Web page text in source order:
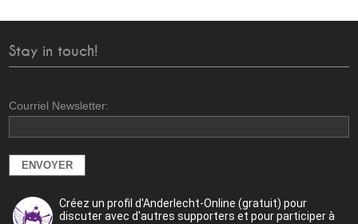
Stay in touch!
Courriel Newsletter:
Créez un profil d'Anderlecht-Online (gratuit) pour
discuter avec d'autres supporters et pour participer à